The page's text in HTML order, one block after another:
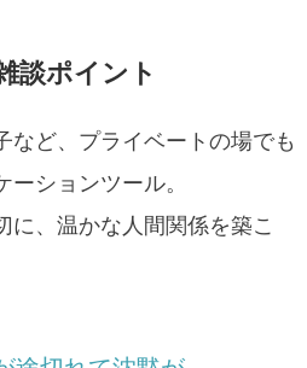
談ポイント
など、プライベートの場でも
ションツール。
、温かな人間関係を築こ